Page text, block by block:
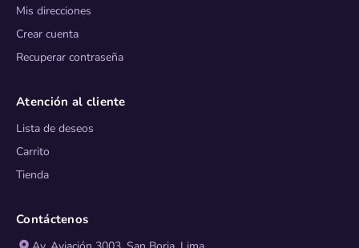
Mis direcciones
Crear cuenta
Recuperar contraseña
Atención al cliente
Lista de deseos
Carrito
Tienda
Contáctenos